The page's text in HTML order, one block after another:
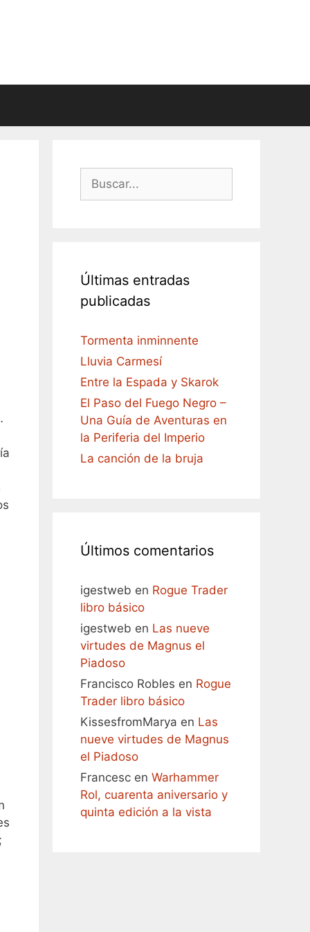
Buscar:
Últimas entradas
publicadas
Tormenta inminnente
Lluvia Carmesí
Entre la Espada y Skarok
El Paso del Fuego Negro –
Una Guía de Aventuras en
la Periferia del Imperio
La canción de la bruja
Últimos comentarios
igestweb en Rogue Trader
libro básico
igestweb en Las nueve
virtudes de Magnus el
Piadoso
Francisco Robles en Rogue
Trader libro básico
KissesfromMarya en Las
nueve virtudes de Magnus
el Piadoso
Francesc en Warhammer
Rol, cuarenta aniversario y
quinta edición a la vista